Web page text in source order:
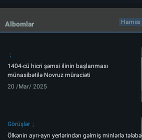
Albomlar
1404-cü hicri şəmsi ilinin başlanması
münasibətilə Novruz müraciəti
20 /Mar/ 2025
Görüşlər
Ölkənin ayrı-ayrı yerlərindən gəlmiş minlərlə tələbə